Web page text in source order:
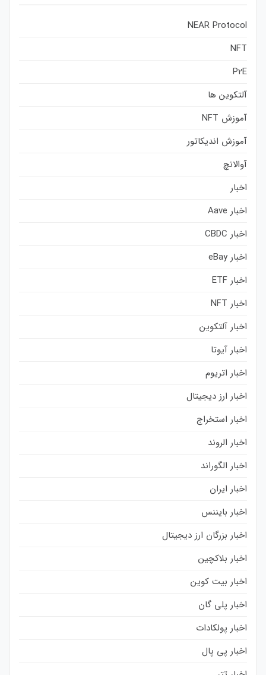
NEAR Protocol
NFT
P2E
آلتکوین ها
آموزش NFT
آموزش اندیکاتور
آوالانچ
اخبار
اخبار Aave
اخبار CBDC
اخبار eBay
اخبار ETF
اخبار NFT
اخبار آلتکوین
اخبار آیوتا
اخبار اتریوم
اخبار ارز دیجیتال
اخبار استخراج
اخبار الروند
اخبار الگوراند
اخبار ایران
اخبار بایننس
اخبار بزرگان ارز دیجیتال
اخبار بلاکچین
اخبار بیت کوین
اخبار پلی گان
اخبار پولکادات
اخبار پی پال